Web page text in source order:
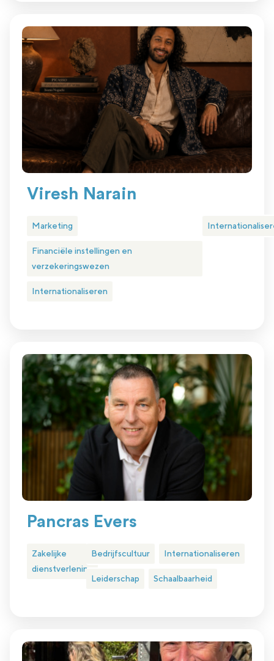
Viresh Narain
Marketing
Financiële instellingen en
verzekeringswezen
Internationaliseren
Pancras Evers
Zakelijke
dienstverlening
Bedrijfscultuur Internationaliseren
Leiderschap Schaalbaarheid